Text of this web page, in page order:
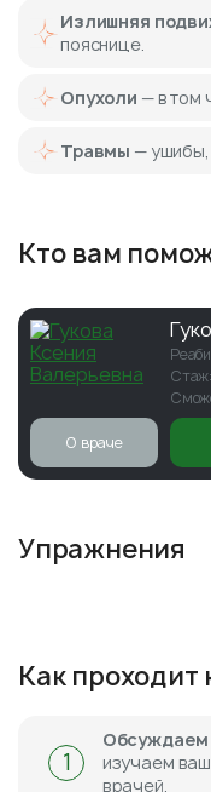
Излишняя
пояснице.
Опухоли — в том
Травмы —
Кто вам
О враче
Упражнения
Как проходит
1
Обсуждаем
изучаем
врачей.